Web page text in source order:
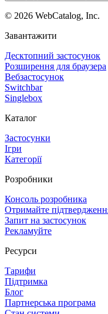
© 2026 WebCatalog, Inc.
Завантажити
Десктопний застосунок
Розширення для браузера
Вебзастосунок
Switchbar
Singlebox
Каталог
Застосунки
Ігри
Категорії
Розробники
Консоль розробника
Отримайте
Запит на застосунок
Рекламуйте
Ресурси
Тарифи
Підтримка
Блог
Партнерська програма